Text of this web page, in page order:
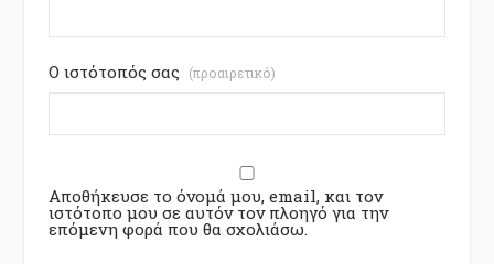
Ο ιστότοπός σας (προαιρετικό)
Αποθήκευσε το όνομά μου, email, και τον
ιστότοπο μου σε αυτόν τον πλοηγό για την
επόμενη φορά που θα σχολιάσω.